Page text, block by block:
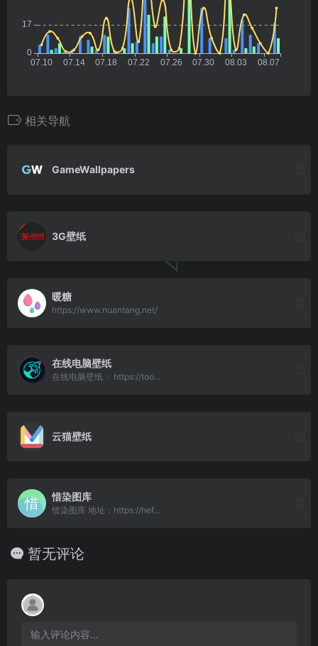
相关导航
GameWallpapers
3G壁纸
暖糖
https://www.nuantang.net/
在线电脑壁纸
在线电脑壁纸： https://too...
云猫壁纸
惜染图库
惜染图库 地址：https://hef...
暂无评论